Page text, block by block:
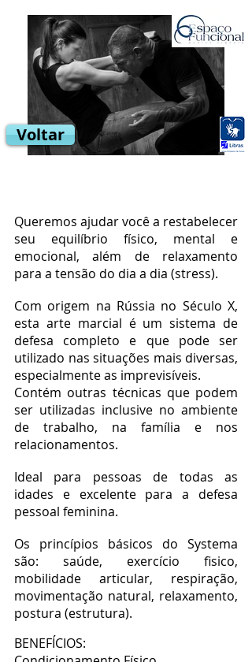
Voltar
Queremos ajudar você a restabelecer
seu equilíbrio físico, mental e
emocional, além de relaxamento
para a tensão do dia a dia (stress).
Com origem na Rússia no Século X,
esta arte marcial é um sistema de
defesa completo e que pode ser
utilizado nas situações mais diversas,
especialmente as imprevisíveis.
Contém outras técnicas que podem
ser utilizadas inclusive no ambiente
de trabalho, na família e nos
relacionamentos.
Ideal para pessoas de todas as
idades e excelente para a defesa
pessoal feminina.
Os princípios básicos do Systema
são: saúde, exercício fisico,
mobilidade articular, respiração,
movimentação natural, relaxamento,
postura (estrutura).
BENEFÍCIOS: